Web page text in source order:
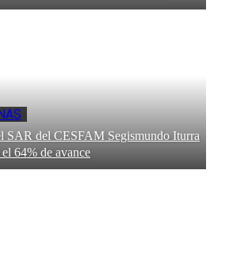
SAR del CESFAM Segismundo Iturra
64% de avance